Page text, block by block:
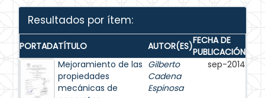
Resultados por ítem:
PORTADATÍTULO AUTOR(ES)FECHA DE
PUBLICACIÓN
Mejoramiento de las
propiedades
mecánicas de
Gilberto
Cadena
Espinosa
sep-2014